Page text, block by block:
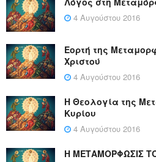
4 Αυγούστου 2016
Εορτή της
Χριστού
4 Αυγούστου 2016
Η Θεολογία της
Κυρίου
4 Αυγούστου 2016
Η ΜΕΤΑΜΟΡΦΩΣΙΣ